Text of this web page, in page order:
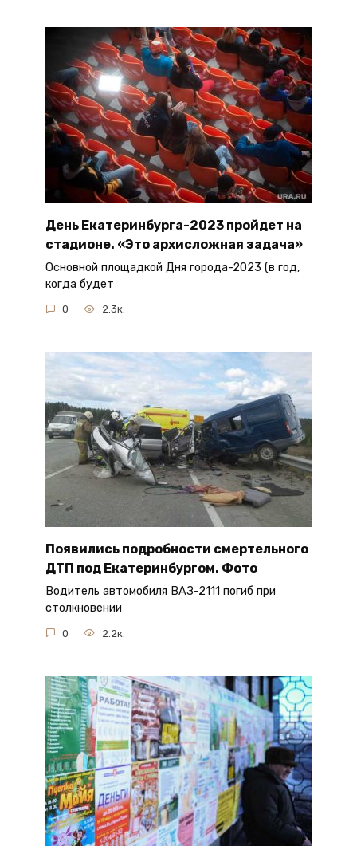
День Екатеринбурга-2023 пройдет на
стадионе. «Это архисложная задача»
Основной площадкой Дня города-2023 (в год,
когда будет
0 2.3к.
Появились подробности смертельного
ДТП под Екатеринбургом. Фото
Водитель автомобиля ВАЗ-2111 погиб при
столкновении
0 2.2к.